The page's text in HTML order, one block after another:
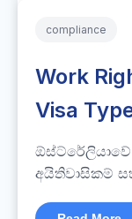
compliance
Work
Visa
අයිතිවාසිකම්